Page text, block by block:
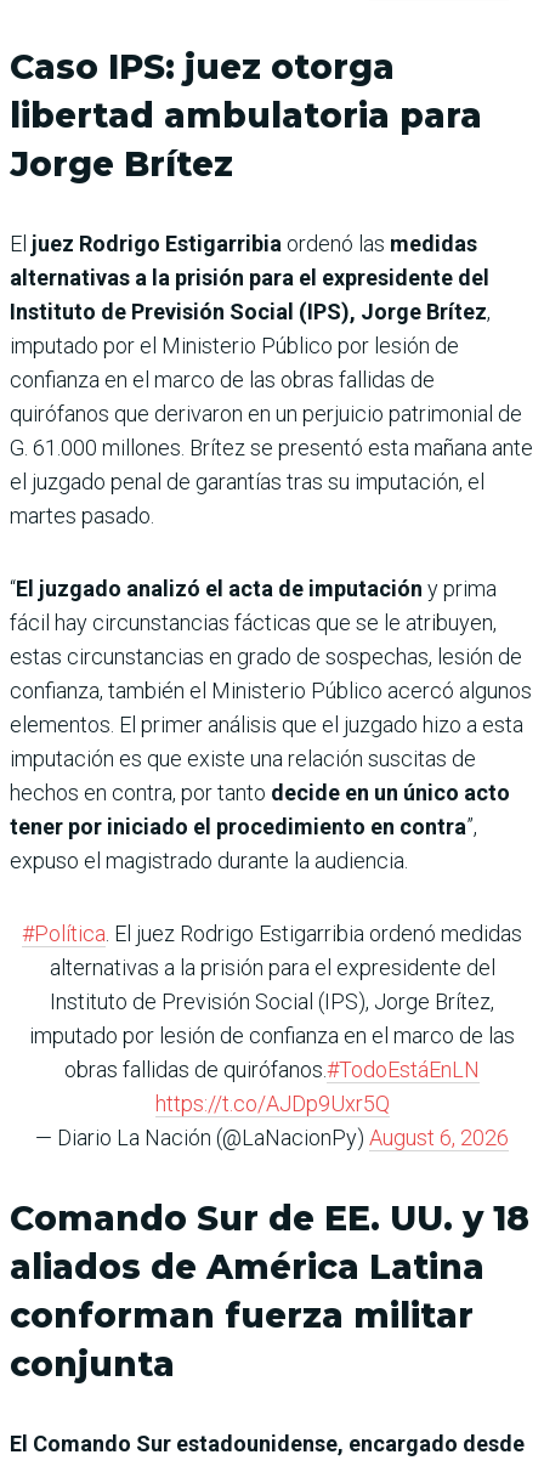
Caso IPS: juez otorga
libertad ambulatoria para
Jorge Brítez
El juez Rodrigo Estigarribia ordenó las medidas
alternativas a la prisión para el expresidente del
Instituto de Previsión Social (IPS), Jorge Brítez,
imputado por el Ministerio Público por lesión de
confianza en el marco de las obras fallidas de
quirófanos que derivaron en un perjuicio patrimonial de
G. 61.000 millones. Brítez se presentó esta mañana ante
el juzgado penal de garantías tras su imputación, el
martes pasado.
“El juzgado analizó el acta de imputación y prima
fácil hay circunstancias fácticas que se le atribuyen,
estas circunstancias en grado de sospechas, lesión de
confianza, también el Ministerio Público acercó algunos
elementos. El primer análisis que el juzgado hizo a esta
imputación es que existe una relación suscitas de
hechos en contra, por tanto decide en un único acto
tener por iniciado el procedimiento en contra”,
expuso el magistrado durante la audiencia.
#Política . El juez Rodrigo Estigarribia ordenó medidas
alternativas a la prisión para el expresidente del
Instituto de Previsión Social (IPS), Jorge Brítez,
imputado por lesión de confianza en el marco de las
obras fallidas de quirófanos.#TodoEstáEnLN
https://t.co/AJDp9Uxr5Q
— Diario La Nación (@LaNacionPy) August 6, 2026
Comando Sur de EE. UU. y 18
aliados de América Latina
conforman fuerza militar
conjunta
El Comando Sur estadounidense, encargado desde